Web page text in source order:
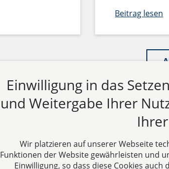
Beitrag lesen
Einwilligung in das
und Weitergabe Ihrer
Wir platzieren auf unserer Webseite
Funktionen der Website gewährleisten und
Einwilligung, so dass diese Cookies auch